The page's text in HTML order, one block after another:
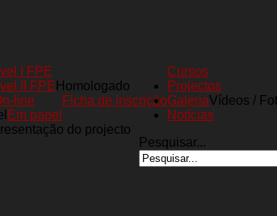
Cursos
I FPE
II FPE Homologado
Ficha de inscrição
line
Em papel
Projectos
do projecto
GaleriaVídeos /
Notícias
Pesquisar...